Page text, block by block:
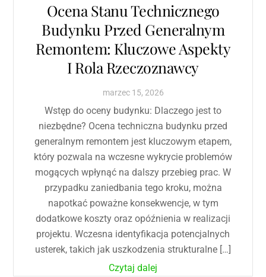
Ocena Stanu Technicznego
Budynku Przed Generalnym
Remontem: Kluczowe Aspekty
I Rola Rzeczoznawcy
marzec 15, 2026
Wstęp do oceny budynku: Dlaczego jest to
niezbędne? Ocena techniczna budynku przed
generalnym remontem jest kluczowym etapem,
który pozwala na wczesne wykrycie problemów
mogących wpłynąć na dalszy przebieg prac. W
przypadku zaniedbania tego kroku, można
napotkać poważne konsekwencje, w tym
dodatkowe koszty oraz opóźnienia w realizacji
projektu. Wczesna identyfikacja potencjalnych
usterek, takich jak uszkodzenia strukturalne […]
Czytaj dalej